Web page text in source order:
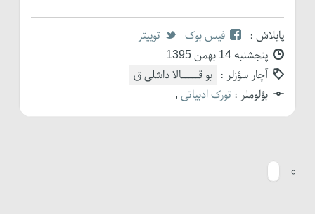
پایلاش : فیس بوک
توییتر
پنجشنبه 14 بهمن 1395
آچار سؤزلر : بو قـــــالا داشلی ق
بؤلوملر : تورک ادبیاتی ,